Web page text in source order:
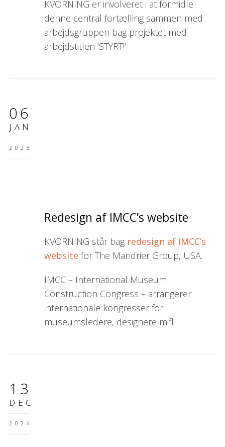
KVORNING er involveret i at formidle
denne central fortælling sammen med
arbejdsgruppen bag projektet med
arbejdstitlen ‘STYRT!’
06
JAN
2025
Redesign af IMCC’s website
KVORNING står bag redesign af IMCC’s
website for The Mandrier Group, USA.
IMCC – International Museum
Construction Congress – arrangerer
internationale kongresser for
museumsledere, designere m.fl.
13
DEC
2024